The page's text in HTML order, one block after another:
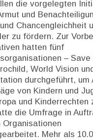
die vorgelegten
und
Chancengleichheit
zu fördern. Zur
hatten fünf
– Save
World Vision
durchgeführt, um
von Kindern und
und Kinderrechten
die Umfrage in
Organisationen
Mehr als